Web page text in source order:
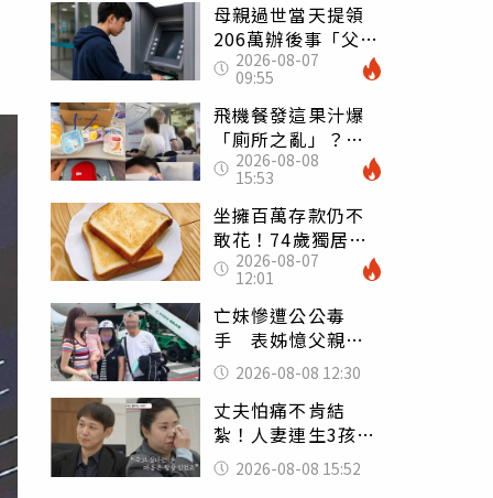
母親過世當天提領
206萬辦後事「父子
遭判刑」 律師：
搶錢先下手是罪
2026-08-07
09:55
飛機餐發這果汁爆
「廁所之亂」？乘
客崩潰：差點丟大
臉 醫揭3類人別亂
喝
2026-08-08
15:53
坐擁百萬存款仍不
敢花！74歲獨居翁
「1餐只吃1片吐
司」 半年後暴瘦
嚇壞女兒
2026-08-07
12:01
亡妹慘遭公公毒
手 表姊憶父親節
前夕：小舅舅仍到
殯儀館陪她說話
2026-08-08 12:30
丈夫怕痛不肯結
紮！人妻連生3孩
控遭家暴淚喊：真
的好累
2026-08-08 15:52